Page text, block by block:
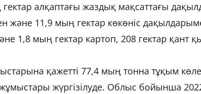
алқаптағы жаздық мақсаттағы
11,9 мың гектар көкөніс
1,8 мың гектар картоп, 208 гектар қант
қажетті 77,4 мың тонна тұқым
жүргізілуде. Облыс бойынша